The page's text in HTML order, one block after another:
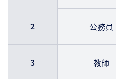
2 公務員
3 教師